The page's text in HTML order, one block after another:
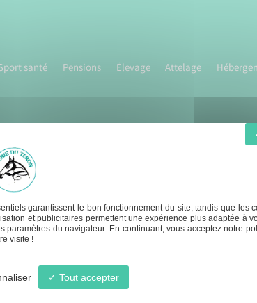
santé Pensions Élevage Attelage
Lundi - Samedi :
/ 17h - 20h
garantissent le bon fonctionnement du site, tandis que les
et publicitaires permettent une expérience plus adaptée à
du navigateur. En continuant, vous acceptez notre
visite !
Tout accepter